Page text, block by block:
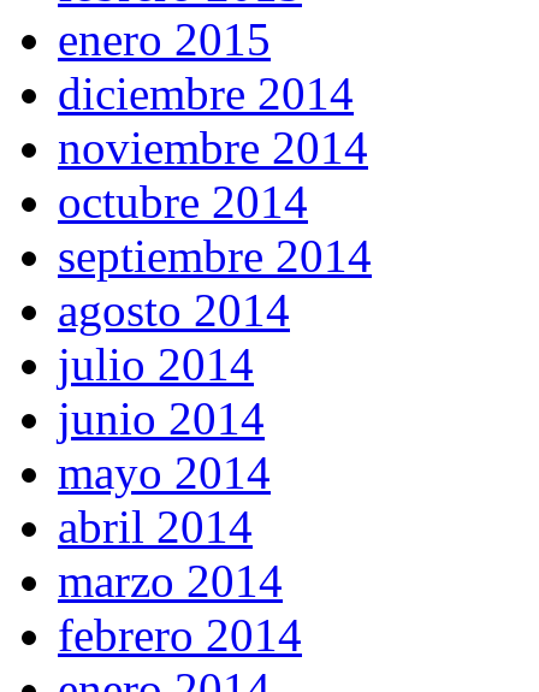
enero 2015
diciembre 2014
noviembre 2014
octubre 2014
septiembre 2014
agosto 2014
julio 2014
junio 2014
mayo 2014
abril 2014
marzo 2014
febrero 2014